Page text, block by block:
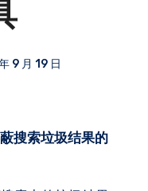
9 月 19 日